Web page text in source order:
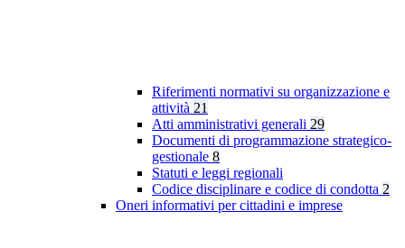
Riferimenti normativi su organizzazione e
attività 21
Atti amministrativi generali 29
Documenti di programmazione strategico-
gestionale 8
Statuti e leggi regionali
Codice disciplinare e codice di condotta 2
Oneri informativi per cittadini e imprese